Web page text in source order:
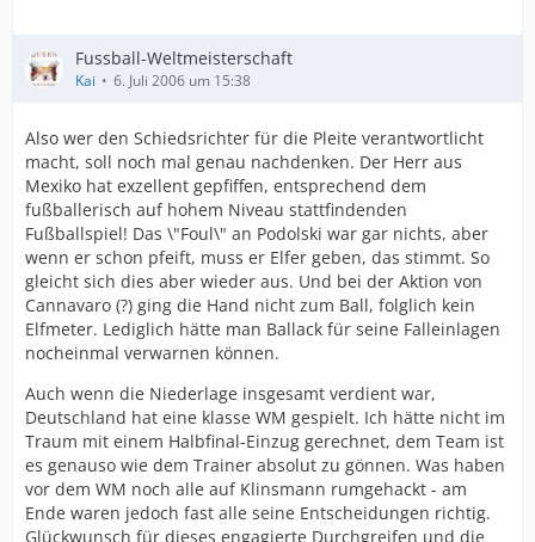
Fussball-Weltmeisterschaft
Kai 6. Juli 2006 um 15:38
Also wer den Schiedsrichter für die Pleite verantwortlicht
macht, soll noch mal genau nachdenken. Der Herr aus
Mexiko hat exzellent gepfiffen, entsprechend dem
fußballerisch auf hohem Niveau stattfindenden
Fußballspiel! Das \"Foul\" an Podolski war gar nichts, aber
wenn er schon pfeift, muss er Elfer geben, das stimmt. So
gleicht sich dies aber wieder aus. Und bei der Aktion von
Cannavaro (?) ging die Hand nicht zum Ball, folglich kein
Elfmeter. Lediglich hätte man Ballack für seine Falleinlagen
nocheinmal verwarnen können.
Auch wenn die Niederlage insgesamt verdient war,
Deutschland hat eine klasse WM gespielt. Ich hätte nicht im
Traum mit einem Halbfinal-Einzug gerechnet, dem Team ist
es genauso wie dem Trainer absolut zu gönnen. Was haben
vor dem WM noch alle auf Klinsmann rumgehackt - am
Ende waren jedoch fast alle seine Entscheidungen richtig.
Glückwunsch für dieses engagierte Durchgreifen und die